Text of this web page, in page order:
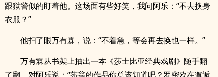
跟狱警似的盯着他。这场面有些好笑，我问阿乐：“不去换身
衣服？”
他扫了眼万有霖，说：“不着急，等会再去换也一样。”
万有霖从书架上抽出一本《莎士比亚经典戏剧》随手翻
了翻，对阿乐说：“莎翁的作品你总该知道吧？罗密欧在邂逅